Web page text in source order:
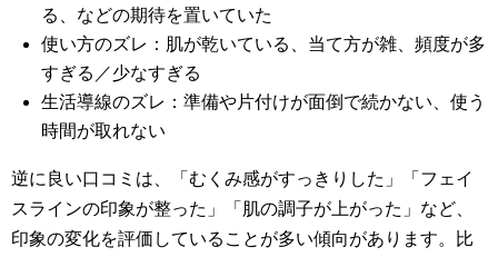
る、などの期待を置いていた
使い方のズレ：肌が乾いている、当て方が雑、頻度が多
すぎる／少なすぎる
生活導線のズレ：準備や片付けが面倒で続かない、使う
時間が取れない
逆に良い口コミは、「むくみ感がすっきりした」「フェイ
スラインの印象が整った」「肌の調子が上がった」など、
印象の変化を評価していることが多い傾向があります。比